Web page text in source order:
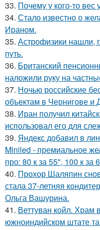
33. Почему у кого-то вес
34. Стало известно о
Ираном.
35. Астрофизики нашли,
путь.
36. Британский
наложили руку на
37. Ночью российские
объектам в Чернигове и
38. Иран получил
использовал его для
39. Яндекс добавил в
Miniled - премиальное
про: 80 к за 55", 100 к за
40. Прохор Шаляпин
стала 37-летняя
Ольга Вашурина.
41. Веттуван койл. Храм
южноиндийском штате